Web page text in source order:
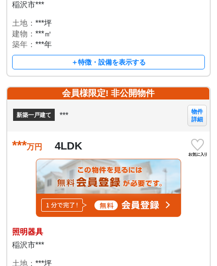
稲沢市***
土地：***坪
建物：***㎡
築年：***年
＋特徴・設備を表示する
会員様限定! 非公開物件
新築一戸建て ***
物件
詳細
***万円 4LDK
照明器具
稲沢市***
土地：***坪